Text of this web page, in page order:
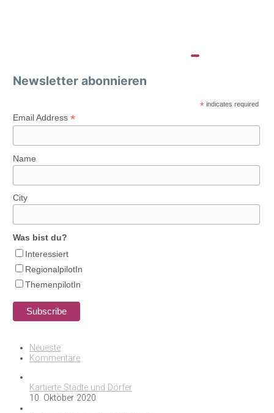
Newsletter abonnieren
* indicates required
Email Address *
Name
City
Was bist du?
Interessiert
RegionalpilotIn
ThemenpilotIn
Neueste
Kommentare
Kartierte Städte und Dörfer
10. Oktober 2020